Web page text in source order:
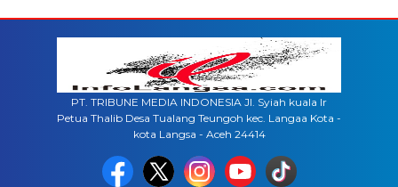
PT. TRIBUNE MEDIA INDONESIA Jl. Syiah kuala lr
Petua Thalib Desa Tualang Teungoh kec. Langaa Kota -
kota Langsa - Aceh 24414